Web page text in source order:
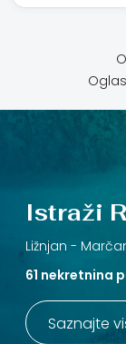
Istraži
Ližnjan -
61 nekretnina
Saznajte